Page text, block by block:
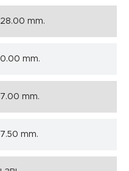
28.00 mm.
0.00 mm.
7.00 mm.
7.50 mm.